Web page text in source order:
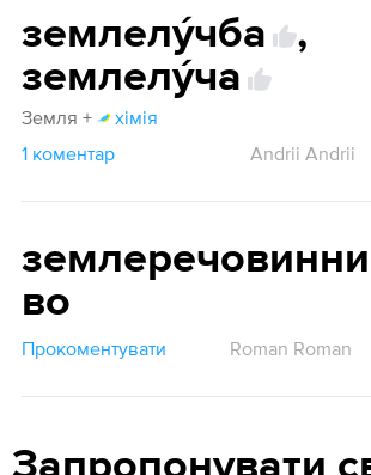
землелýчба
,
землелýча
Земля +
хімія
1 коментар
Andrii Andrii
во
Прокоментувати Roman Roman